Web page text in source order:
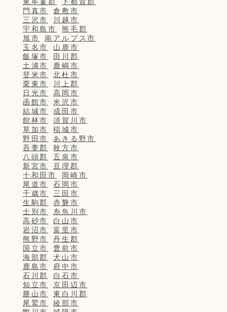
門真市
倉敷市
三沢市
川越市
宇和島市
熊毛郡
旭市
南アルプス市
玉名市
山鹿市
飯塚市
田川郡
土浦市
鹿嶋市
登米市
北杜市
栗東市
川上郡
日光市
高岡市
函館市
米沢市
結城市
成田市
館林市
須賀川市
草加市
稲城市
野田市
あきる野市
吾妻郡
枚方市
八頭郡
五泉市
新宮市
亘理郡
十和田市
岡崎市
尾道市
石岡市
千歳市
三田市
生駒郡
赤磐市
士別市
糸魚川市
高砂市
白山市
岩沼市
富里市
熊野市
丹生郡
国立市
豊前市
海部郡
犬山市
鹿島市
府中市
石川郡
白石市
知立市
京田辺市
勝山市
東白川郡
尾鷲市
綾部市